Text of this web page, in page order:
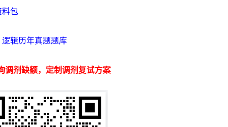
料包
逻辑历年真题题库
调剂缺额，定制调剂复试方案